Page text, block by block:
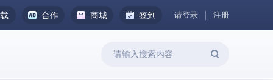
合作 商城 签到 请登录 注册